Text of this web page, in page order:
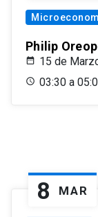
Philip
15 de
03:30 a
8 MAR